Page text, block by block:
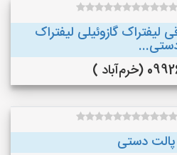
گازوئیلی لیفتراک
)
دستی